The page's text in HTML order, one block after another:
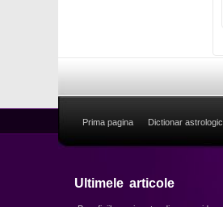
Prima pagina Dictionar astrologic
Ultimele articole